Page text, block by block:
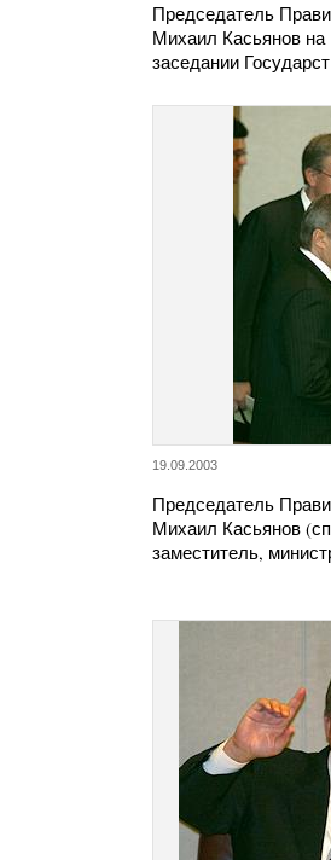
Председатель
Михаил Касьянов на
заседании
19.09.2003
Председатель
Михаил Касьянов
заместитель,